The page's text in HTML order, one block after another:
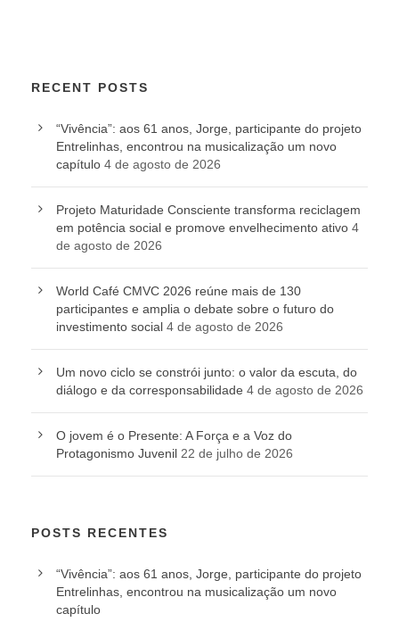
RECENT POSTS
“Vivência”: aos 61 anos, Jorge, participante do projeto
Entrelinhas, encontrou na musicalização um novo
capítulo 4 de agosto de 2026
Projeto Maturidade Consciente transforma reciclagem
em potência social e promove envelhecimento ativo 4
de agosto de 2026
World Café CMVC 2026 reúne mais de 130
participantes e amplia o debate sobre o futuro do
investimento social 4 de agosto de 2026
Um novo ciclo se constrói junto: o valor da escuta, do
diálogo e da corresponsabilidade 4 de agosto de 2026
O jovem é o Presente: A Força e a Voz do
Protagonismo Juvenil 22 de julho de 2026
POSTS RECENTES
“Vivência”: aos 61 anos, Jorge, participante do projeto
Entrelinhas, encontrou na musicalização um novo
capítulo